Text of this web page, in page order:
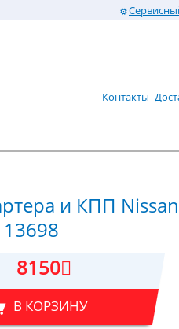
Контакты
и КПП
8150
В КОРЗИНУ